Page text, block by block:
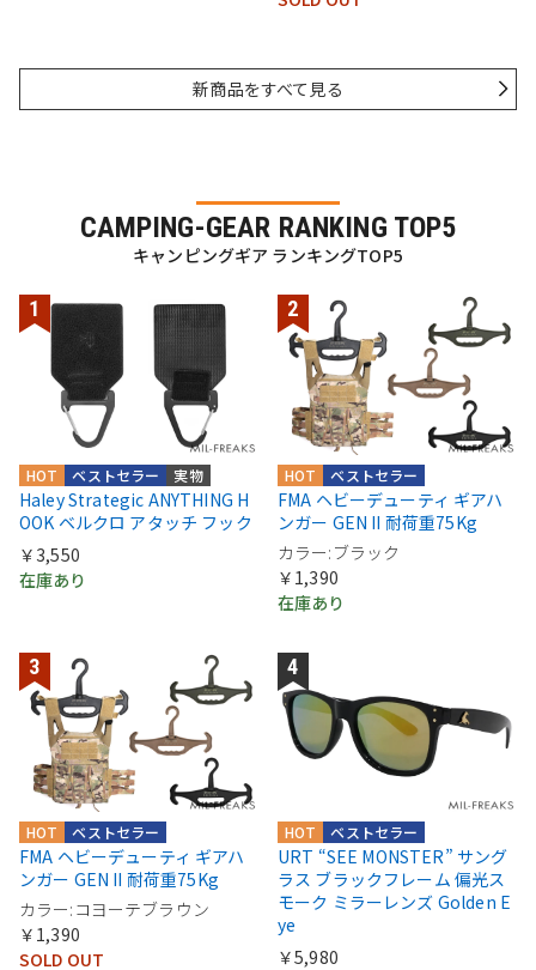
新商品をすべて見る
CAMPING-GEAR RANKING TOP5
キャンピングギア ランキングTOP5
実物
ベストセラー
HOT
Haley Strategic ANYTHING H
OOK ベルクロ アタッチ フック
￥3,550
在庫あり
ベストセラー
HOT
FMA ヘビーデューティ ギアハ
ンガー GEN II 耐荷重75Kg
カラー:ブラック
￥1,390
在庫あり
ベストセラー
HOT
FMA ヘビーデューティ ギアハ
ンガー GEN II 耐荷重75Kg
カラー:コヨーテブラウン
￥1,390
SOLD OUT
ベストセラー
HOT
URT “SEE MONSTER” サング
ラス ブラックフレーム 偏光ス
モーク ミラーレンズ Golden E
ye
￥5,980